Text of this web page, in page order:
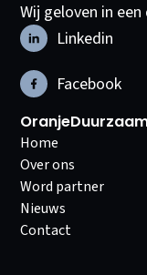
Wij geloven in
Linkedin
Facebook
Home
Over ons
Word partner
Nieuws
Contact